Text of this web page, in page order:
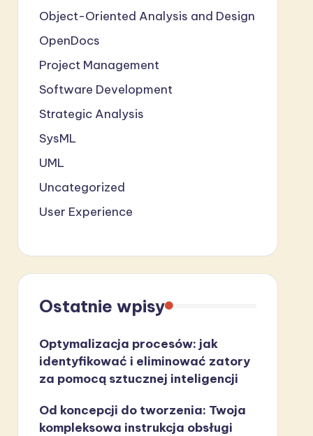
Object-Oriented Analysis and Design
OpenDocs
Project Management
Software Development
Strategic Analysis
SysML
UML
Uncategorized
User Experience
Ostatnie wpisy
Optymalizacja procesów: jak
identyfikować i eliminować zatory
za pomocą sztucznej inteligencji
Od koncepcji do tworzenia: Twoja
kompleksowa instrukcja obsługi